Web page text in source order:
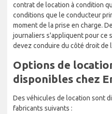
contrat de location à condition
conditions que le conducteur
moment de la prise en charge.
journaliers s'appliquent pour ce
devez conduire du côté droit de
Options de
disponibles chez
Des véhicules de location sont
fabricants suivants :